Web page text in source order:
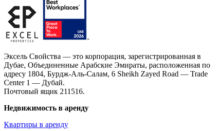
Эксель Свойства — это корпорация, зарегистрированная в
Дубае, Объединенные Арабские Эмираты, расположенная по
адресу 1804, Бурдж-Аль-Салам, 6 Sheikh Zayed Road — Trade
Center 1 — Дубай.
Почтовый ящик 211516.
Недвижимость в аренду
Квартиры в аренду